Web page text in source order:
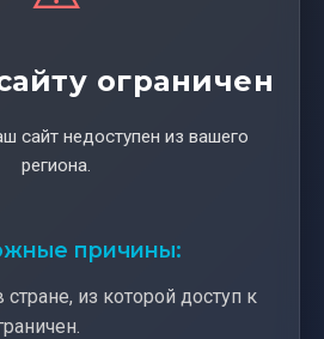
ограничен
сайт недоступен из вашего
региона.
причины:
из которой доступ к